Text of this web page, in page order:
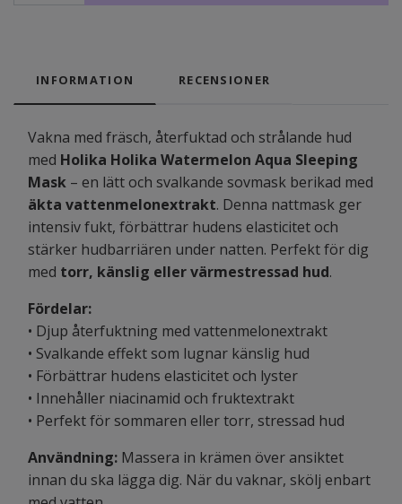
INFORMATION RECENSIONER
Vakna med fräsch, återfuktad och strålande hud
med Holika Holika Watermelon Aqua Sleeping
Mask – en lätt och svalkande sovmask berikad med
äkta vattenmelonextrakt. Denna nattmask ger
intensiv fukt, förbättrar hudens elasticitet och
stärker hudbarriären under natten. Perfekt för dig
med torr, känslig eller värmestressad hud.
Fördelar:
• Djup återfuktning med vattenmelonextrakt
• Svalkande effekt som lugnar känslig hud
• Förbättrar hudens elasticitet och lyster
• Innehåller niacinamid och fruktextrakt
• Perfekt för sommaren eller torr, stressad hud
Användning: Massera in krämen över ansiktet
innan du ska lägga dig. När du vaknar, skölj enbart